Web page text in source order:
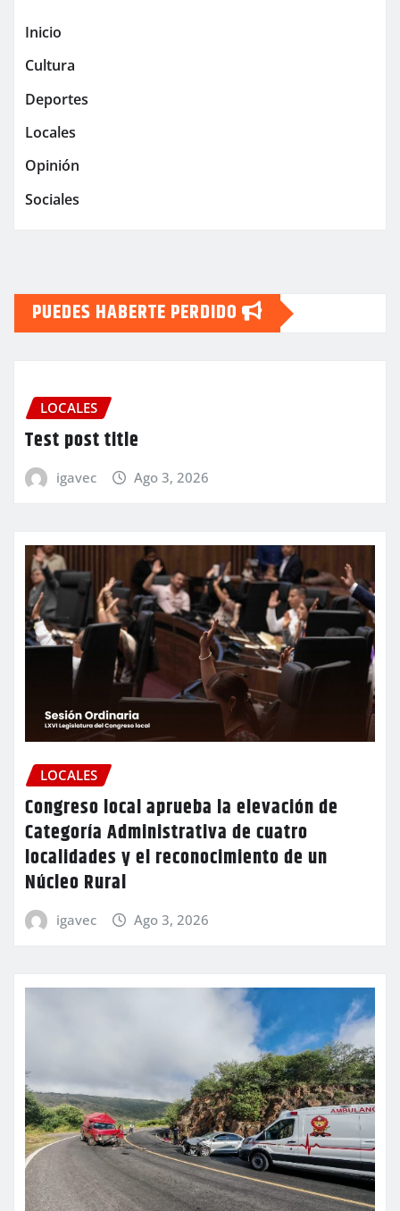
Inicio
Cultura
Deportes
Locales
Opinión
Sociales
PUEDES HABERTE PERDIDO
LOCALES
Test post title
igavec Ago 3, 2026
LOCALES
Congreso local aprueba la elevación de
Categoría Administrativa de cuatro
localidades y el reconocimiento de un
Núcleo Rural
igavec Ago 3, 2026